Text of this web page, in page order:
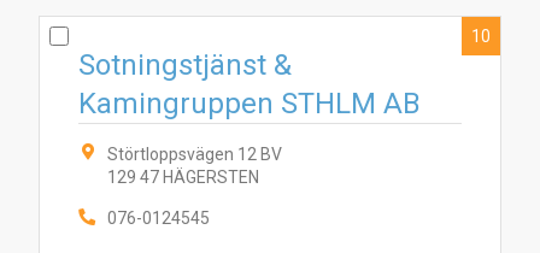
Sotningstjänst &
Kamingruppen STHLM AB
Störtloppsvägen 12 BV
129 47 HÄGERSTEN
076-0124545
10